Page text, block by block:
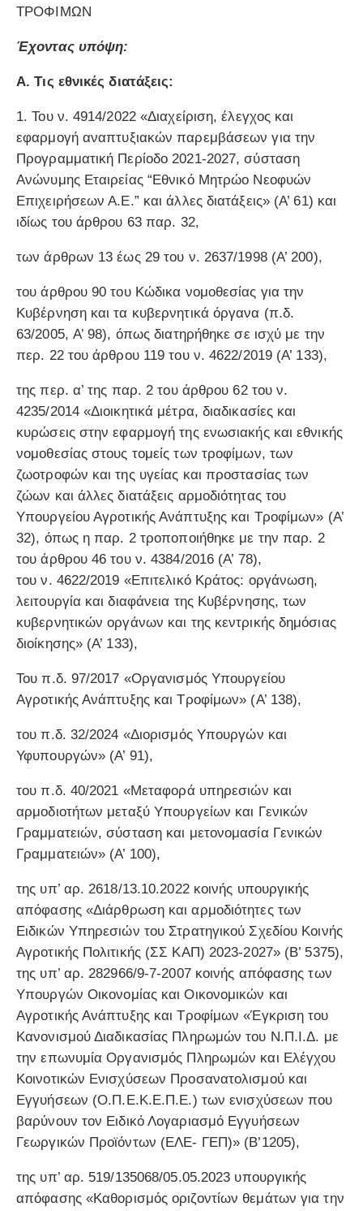
ΤΡΟΦΙΜΩΝ
Έχοντας υπόψη:
Α. Τις εθνικές διατάξεις:
1. Του ν. 4914/2022 «Διαχείριση, έλεγχος και
εφαρμογή αναπτυξιακών παρεμβάσεων για την
Προγραμματική Περίοδο 2021-2027, σύσταση
Ανώνυμης Εταιρείας “Εθνικό Μητρώο Νεοφυών
Επιχειρήσεων Α.Ε.” και άλλες διατάξεις» (Α’ 61) και
ιδίως του άρθρου 63 παρ. 32,
των άρθρων 13 έως 29 του ν. 2637/1998 (Α’ 200),
του άρθρου 90 του Κώδικα νομοθεσίας για την
Κυβέρνηση και τα κυβερνητικά όργανα (π.δ.
63/2005, A’ 98), όπως διατηρήθηκε σε ισχύ με την
περ. 22 του άρθρου 119 του ν. 4622/2019 (Α’ 133),
της περ. α’ της παρ. 2 του άρθρου 62 του ν.
4235/2014 «Διοικητικά μέτρα, διαδικασίες και
κυρώσεις στην εφαρμογή της ενωσιακής και εθνικής
νομοθεσίας στους τομείς των τροφίμων, των
ζωοτροφών και της υγείας και προστασίας των
ζώων και άλλες διατάξεις αρμοδιότητας του
Υπουργείου Αγροτικής Ανάπτυξης και Τροφίμων» (Α’
32), όπως η παρ. 2 τροποποιήθηκε με την παρ. 2
του άρθρου 46 του ν. 4384/2016 (Α’ 78),
του ν. 4622/2019 «Επιτελικό Κράτος: οργάνωση,
λειτουργία και διαφάνεια της Κυβέρνησης, των
κυβερνητικών οργάνων και της κεντρικής δημόσιας
διοίκησης» (Α’ 133),
Του π.δ. 97/2017 «Οργανισμός Υπουργείου
Αγροτικής Ανάπτυξης και Τροφίμων» (Α’ 138),
του π.δ. 32/2024 «Διορισμός Υπουργών και
Υφυπουργών» (Α’ 91),
του π.δ. 40/2021 «Μεταφορά υπηρεσιών και
αρμοδιοτήτων μεταξύ Υπουργείων και Γενικών
Γραμματειών, σύσταση και μετονομασία Γενικών
Γραμματειών» (Α’ 100),
της υπ’ αρ. 2618/13.10.2022 κοινής υπουργικής
απόφασης «Διάρθρωση και αρμοδιότητες των
Ειδικών Υπηρεσιών του Στρατηγικού Σχεδίου Κοινής
Αγροτικής Πολιτικής (ΣΣ ΚΑΠ) 2023-2027» (Β’ 5375),
της υπ’ αρ. 282966/9-7-2007 κοινής απόφασης των
Υπουργών Οικονομίας και Οικονομικών και
Αγροτικής Ανάπτυξης και Τροφίμων «Έγκριση του
Κανονισμού Διαδικασίας Πληρωμών του Ν.Π.Ι.Δ. με
την επωνυμία Οργανισμός Πληρωμών και Ελέγχου
Κοινοτικών Ενισχύσεων Προσανατολισμού και
Εγγυήσεων (Ο.Π.Ε.Κ.Ε.Π.Ε.) των ενισχύσεων που
βαρύνουν τον Ειδικό Λογαριασμό Εγγυήσεων
Γεωργικών Προϊόντων (ΕΛΕ- ΓΕΠ)» (Β’1205),
της υπ’ αρ. 519/135068/05.05.2023 υπουργικής
απόφασης «Καθορισμός οριζοντίων θεμάτων για την